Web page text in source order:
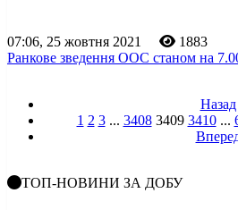
07:06, 25 жовтня 2021
1883
Ранкове зведення ООС станом на
Назад
1 2 3 ... 3408 3409 3410 ...
ТОП-НОВИНИ ЗА ДОБУ